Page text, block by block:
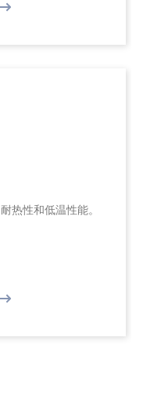
热性和低温性能。